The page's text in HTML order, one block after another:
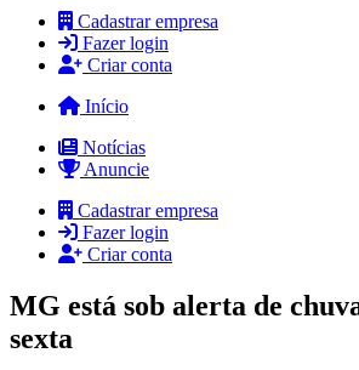
Cadastrar empresa
Fazer login
Criar conta
Início
Notícias
Anuncie
Cadastrar empresa
Fazer login
Criar conta
MG está sob alerta de
sexta